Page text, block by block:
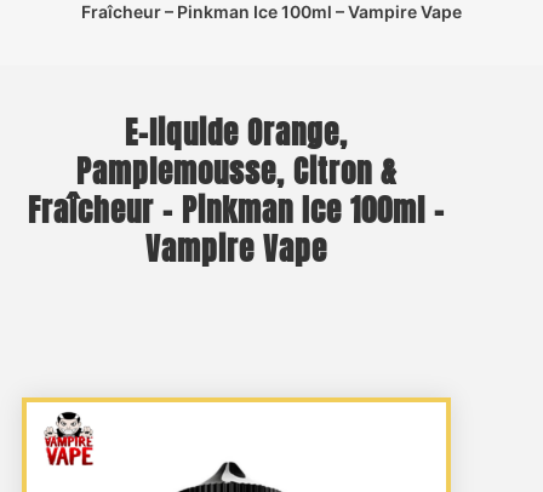
Fraîcheur – Pinkman Ice 100ml – Vampire Vape
E-liquide Orange,
Pamplemousse, Citron &
Fraîcheur – Pinkman Ice 100ml –
Vampire Vape